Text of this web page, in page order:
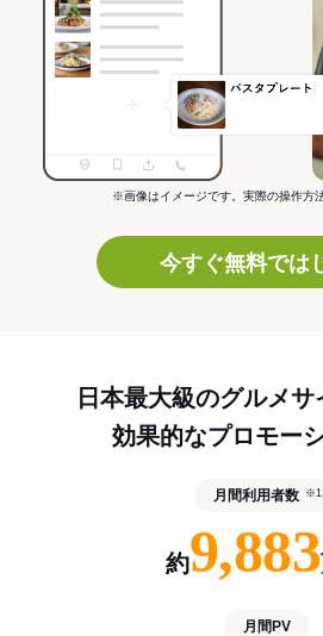
※画像はイメージです。実際の操作方
今すぐ無料では
日本最大級のグルメサ
効果的なプロモー
月間利用者数 ※1
約9,883
月間PV